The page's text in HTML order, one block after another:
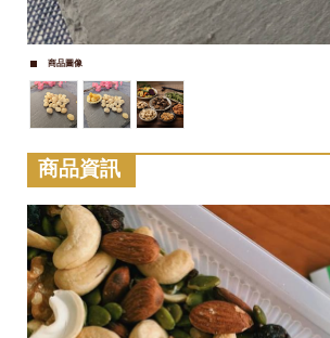
商品圖像
商品資訊